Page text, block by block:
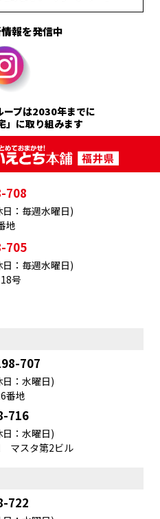
報を発信中
ープは2030年までに
」に取り組みます
708
地
：毎週水曜日)
705
号
：毎週水曜日)
707
：水曜日)
番地
716
：水曜日)
マスタ第2ビル
722